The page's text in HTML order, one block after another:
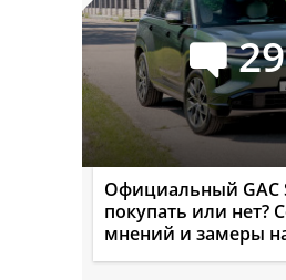
Официальный GAC
покупать или нет?
мнений и замеры